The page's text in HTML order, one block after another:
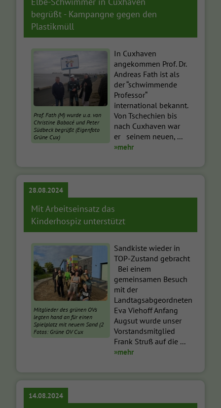
begrüßt - Kampangne gegen den
Plastikmüll
Prof. Fath (M) wurde u.a. von
Christine Babacé und Peter
Südbeck begrüßt (Eigenfoto
Grüne Cux)
In Cuxhaven
angekommen Prof. Dr.
Andreas Fath ist als
der “schwimmende
Professor“
international bekannt.
Von Tschechien bis
nach Cuxhaven war
er seinem neuen, ...
»mehr
28.08.2024
Mit Arbeitseinsatz das
Kinderhospiz unterstützt
Mitglieder des grünen OVs
legten hand an für einen
Spielplatz mit neuem Sand (2
Fotos: Grüne OV Cux
Sandkiste wieder in
TOP-Zustand gebracht
Bei einem
gemeinsamen Besuch
mit der
Landtagsabgeordneten
Eva Viehoff Anfang
Augsut wurde unser
Vorstandsmitglied
Frank Struß auf die ...
»mehr
14.08.2024